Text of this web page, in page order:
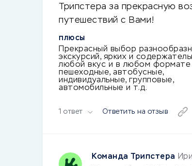
Трипстера за прекрасную
путешествий с Вами!
ПЛЮСЫ
Прекрасный выбор
экскурсий, ярких и
любой вкус и в любом формате
пешеходные, автобусные,
индивидуальные, групповые,
автомобильные и т.д.
1 ответ Ответить на отзыв
Команда Трипстера